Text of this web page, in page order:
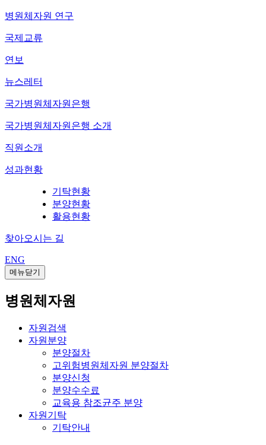
병원체자원 연구
국제교류
연보
뉴스레터
국가병원체자원은행
국가병원체자원은행 소개
직원소개
성과현황
기탁현황
분양현황
활용현황
찾아오시는 길
ENG
메뉴닫기
병원체자원
자원검색
자원분양
분양절차
고위험병원체자원 분양절차
분양신청
분양수수료
교육용 참조균주 분양
자원기탁
기탁안내